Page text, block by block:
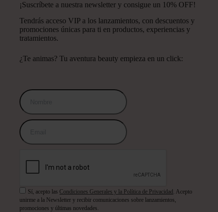
¡Suscríbete a nuestra newsletter y consigue un 10% OFF!
Tendrás acceso VIP a los lanzamientos, con descuentos y
promociones únicas para ti en productos, experiencias y
tratamientos.
¿Te animas? Tu aventura beauty empieza en un click:
Sí, acepto lasCondiciones Generales y la Política de Privacidad . Acepto
unirme a la Newsletter y recibir comunicaciones sobre lanzamientos,
promociones y últimas novedades.